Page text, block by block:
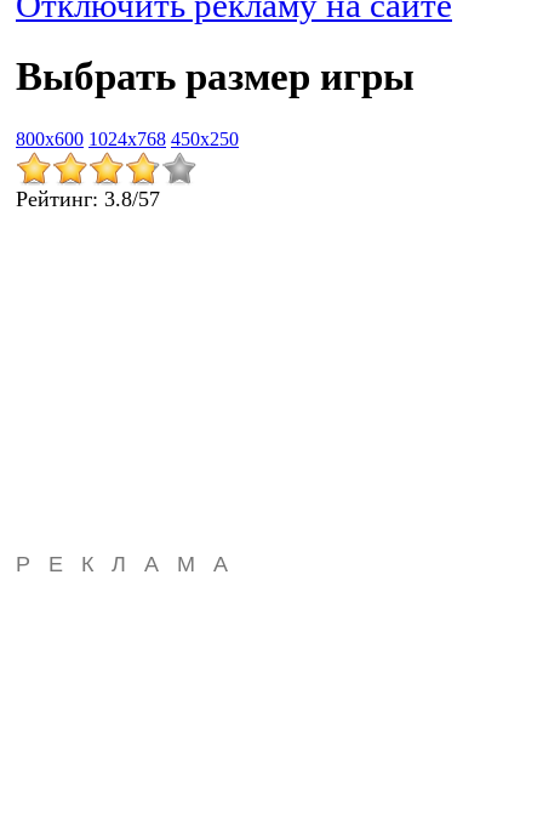
Выбрать размер игры
800x600 1024x768 450x250
Рейтинг: 3.8/57
РЕКЛАМА